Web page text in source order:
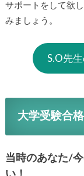
サポートをして欲
みましょう。
S.O先
大学受験合
当時のあなた/
い！